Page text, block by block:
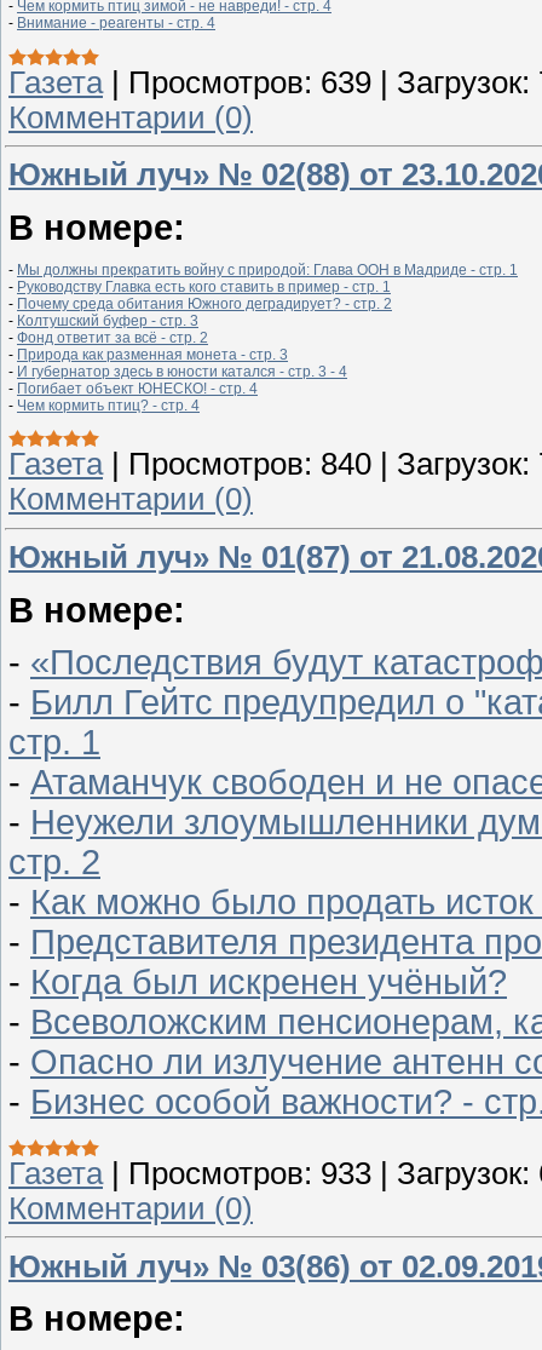
- Чем кормить птиц зимой - не навреди! - стр. 4
- Внимание - реагенты - стр. 4
Газета | Просмотров: 639 | Загрузок:
Комментарии (0)
Южный луч» № 02(88) от
В номере:
- Мы должны прекратить войну с природой: Глава ООН в Мадриде - стр. 1
- Руководству Главка есть кого ставить в пример - стр. 1
- Почему среда обитания Южного деградирует? - стр. 2
- Колтушский буфер - стр. 3
- Фонд ответит за всё - стр. 2
- Природа как разменная монета - стр. 3
- И губернатор здесь в юности катался - стр. 3 - 4
- Погибает объект ЮНЕСКО! - стр. 4
- Чем кормить птиц? - стр. 4
Газета| Просмотров: 840 Загрузок:
Комментарии (0)
Южный луч» № 01(87) от
В номере:
- «Последствия будут
- Билл Гейтс предупредил о
стр. 1
- Атаманчук свободен и не
- Неужели злоумышленники
стр. 2
- Как можно было продать
- Представителя президента
- Когда был искренен учёный?
- Всеволожским пенсионерам,
- Опасно ли излучение антенн
- Бизнес особой важности? -
Газета| Просмотров: 933 Загрузок:
Комментарии (0)
Южный луч» № 03(86) от
В номере: